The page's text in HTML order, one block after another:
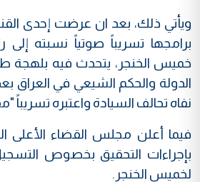
ويأتي ذلك، بعد ان عرضت إحدى
برامجها تسريباً صوتياً نسبته إلى
خميس الخنجر، يتحدث فيه
نفاه تحالف السيادة واعتبره تسريباً
فيما أعلن مجلس القضاء الأعلى
بإجراءات التحقيق بخصوص
لخميس الخنجر.